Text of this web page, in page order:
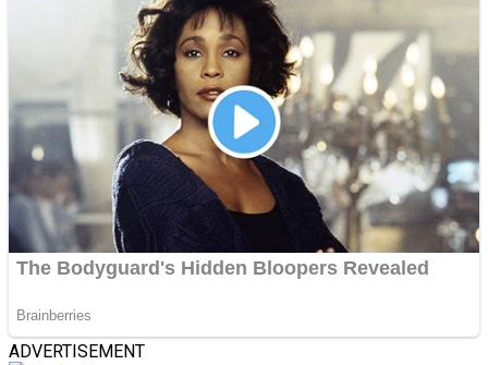
ADVERTISEMENT